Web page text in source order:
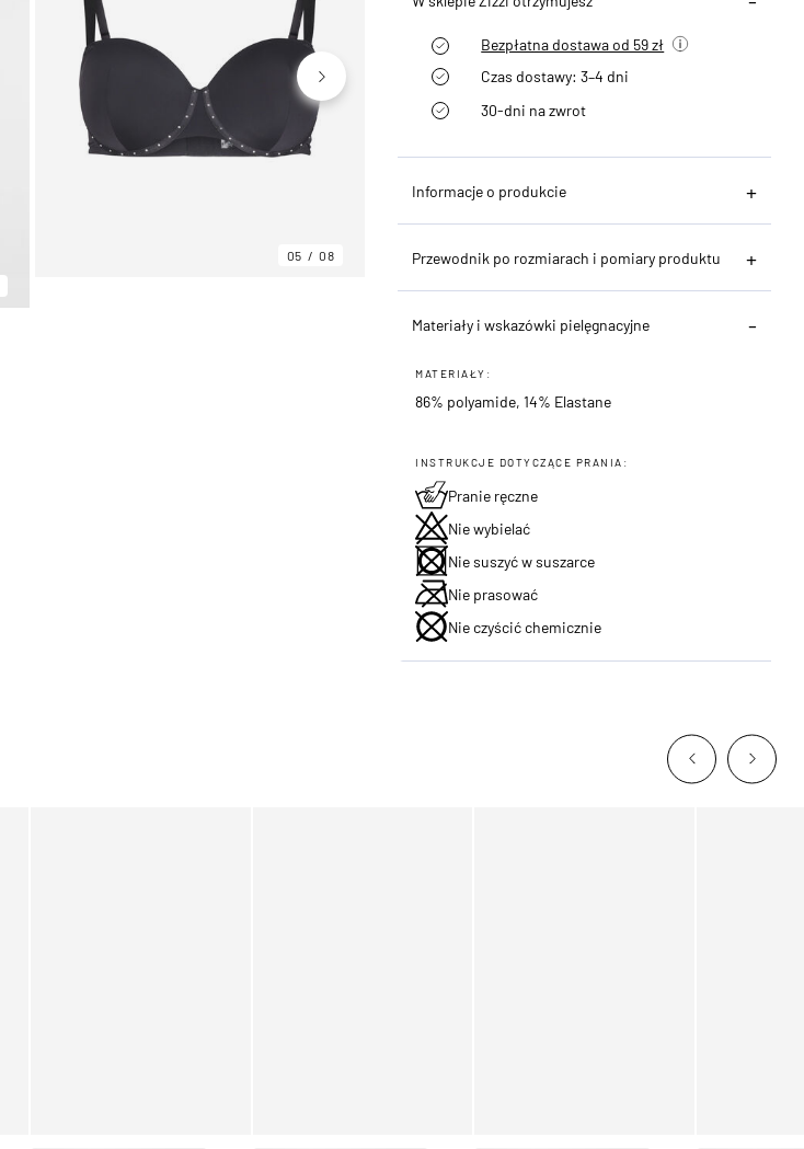
05 08 06 08
Bezpłatna dostawa od 59 zł
Czas dostawy: 3–4 dni
30-dni na zwrot
Informacje o produkcie
Przewodnik po rozmiarach i pomiary produktu
Materiały i wskazówki pielęgnacyjne
MATERIAŁY:
86% polyamide, 14% Elastane
INSTRUKCJE DOTYCZĄCE PRANIA:
Pranie ręczne
Nie wybielać
Nie suszyć w suszarce
Nie prasować
Nie czyścić chemicznie